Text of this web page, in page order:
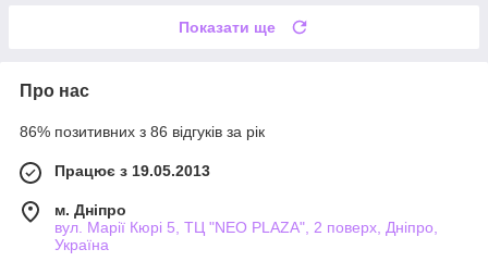
Показати ще
Про нас
86% позитивних з 86 відгуків за рік
Працює з 19.05.2013
м. Дніпро
вул. Марії Кюрі 5, ТЦ "NEO PLAZA", 2 поверх, Дніпро,
Україна